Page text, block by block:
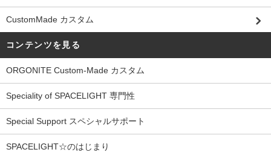
CustomMade カスタム
コンテンツを見る
ORGONITE Custom-Made カスタム
Speciality of SPACELIGHT 専門性
Special Support スペシャルサポート
SPACELIGHT☆のはじまり